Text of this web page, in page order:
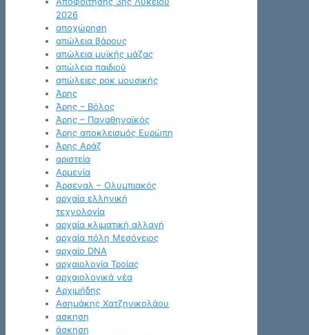
2026
αποχώρηση
απώλεια βάρους
απώλεια μυϊκής μάζας
απώλεια παιδιού
απώλειες ροκ μουσικής
Άρης
Άρης – Βόλος
Άρης – Παναθηναϊκός
Άρης αποκλεισμός Ευρώπη
Άρης Αράζ
αριστεία
Αρμενία
Άρσεναλ – Ολυμπιακός
αρχαία ελληνική
τεχνολογία
αρχαία κλιματική αλλαγή
αρχαία πόλη Μεσόγειος
αρχαίο DNA
αρχαιολογία Τροίας
αρχαιολογικά νέα
Αρχιμήδης
Ασημάκης Χατζηνικολάου
ασκηση
άσκηση